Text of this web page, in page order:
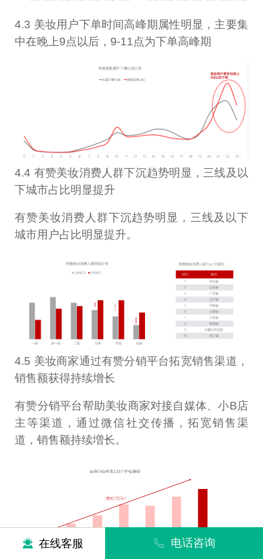
4.3 美妆用户下单时间高峰期属性明显，主要集
中在晚上9点以后，9-11点为下单高峰期
4.4 有赞美妆消费人群下沉趋势明显，三线及以
下城市占比明显提升
有赞美妆消费人群下沉趋势明显，三线及以下
城市用户占比明显提升。
4.5 美妆商家通过有赞分销平台拓宽销售渠道，
销售额获得持续增长
有赞分销平台帮助美妆商家对接自媒体、小B店
主等渠道，通过微信社交传播，拓宽销售渠
道，销售额持续増长。
在线客服 电话咨询